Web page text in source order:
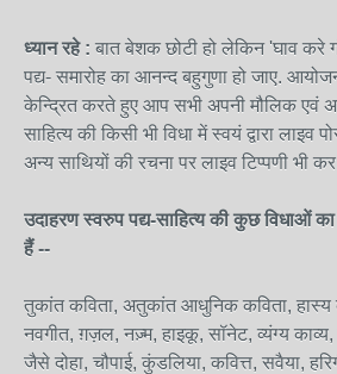
ध्यान रहे : बात बेशक छोटी हो लेकिन 'घाव करे
पद्य- समारोह का आनन्द बहुगुणा हो जाए.
केन्द्रित करते हुए आप सभी अपनी मौलिक एवं
साहित्य की किसी भी विधा में स्वयं द्वारा
अन्य साथियों की रचना पर लाइव टिप्पणी भी
उदाहरण स्वरुप पद्य-साहित्य की कुछ विधाओं
हैं --
तुकांत कविता, अतुकांत आधुनिक कविता, हास्य
नवगीत, ग़ज़ल, नज़्म, हाइकू, सॉनेट, व्यंग्य
जैसे दोहा, चौपाई, कुंडलिया, कवित्त, सवैया,